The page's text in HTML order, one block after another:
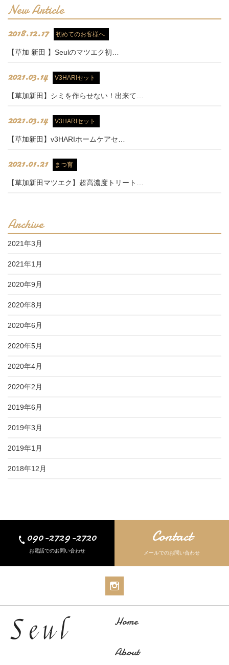
New Article
2018.12.17 初めてのお客様へ
【草加 新田 】Seulのマツエク初…
2021.03.14 V3HARIセット
【草加新田】シミを作らせない！出来て…
2021.03.14 V3HARIセット
【草加新田】v3HARIホームケアセ…
2021.01.21 まつ育
【草加新田マツエク】超高濃度トリート…
Archive
2021年3月
2021年1月
2020年9月
2020年8月
2020年6月
2020年5月
2020年4月
2020年2月
2019年6月
2019年3月
2019年1月
2018年12月
090-2729-2720
お電話でのお問い合わせ
Contact
メールでのお問い合わせ
Home
About